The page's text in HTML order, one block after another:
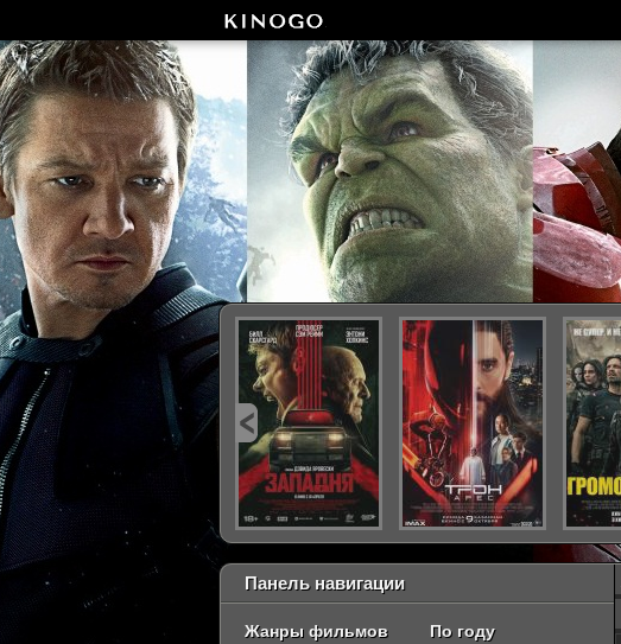
Панель навигации
Жанры фильмов По году